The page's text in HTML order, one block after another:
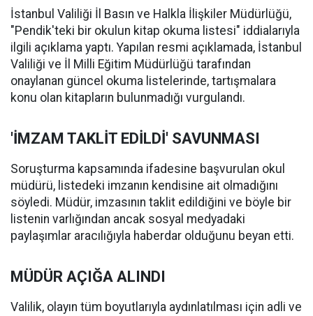
İstanbul Valiliği İl Basın ve Halkla İlişkiler Müdürlüğü,
"Pendik'teki bir okulun kitap okuma listesi" iddialarıyla
ilgili açıklama yaptı. Yapılan resmi açıklamada, İstanbul
Valiliği ve İl Milli Eğitim Müdürlüğü tarafından
onaylanan güncel okuma listelerinde, tartışmalara
konu olan kitapların bulunmadığı vurgulandı.
'İMZAM TAKLİT EDİLDİ' SAVUNMASI
Soruşturma kapsamında ifadesine başvurulan okul
müdürü, listedeki imzanın kendisine ait olmadığını
söyledi. Müdür, imzasının taklit edildiğini ve böyle bir
listenin varlığından ancak sosyal medyadaki
paylaşımlar aracılığıyla haberdar olduğunu beyan etti.
MÜDÜR AÇIĞA ALINDI
Valilik, olayın tüm boyutlarıyla aydınlatılması için adli ve